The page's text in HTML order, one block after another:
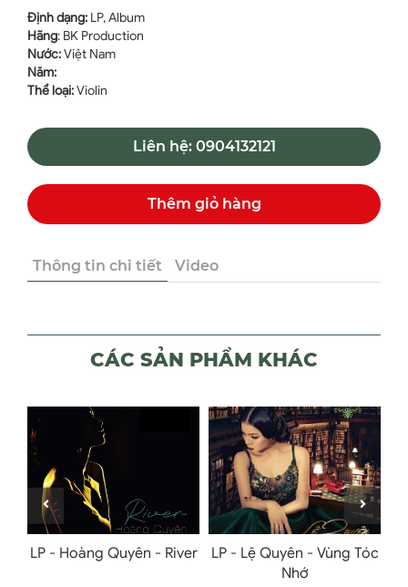
Định dạng: LP, Album
Hãng: BK Production
Nước:Việt Nam
Năm:
Thể loại:Violin
Liên hệ: 0904132121
Thêm giỏ hàng
Thông tin chi tiết Video
CÁC SẢN PHẨM KHÁC
LP - Hoàng Quyên - River
LP - Lệ Quyên - Vùng Tóc
Nhớ